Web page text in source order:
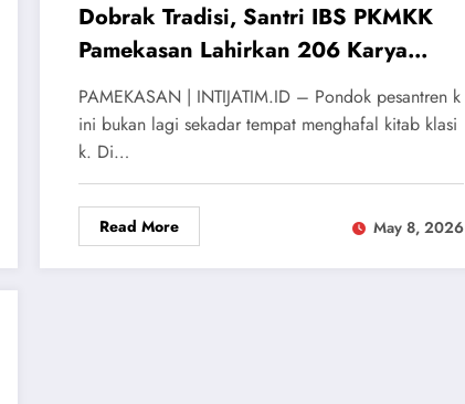
Dobrak Tradisi, Santri IBS PKMKK
Pamekasan Lahirkan 206 Karya
Literasi hingga Tembus Pasar Global
​PAMEKASAN | INTIJATIM.ID – Pondok pesantren k
ini bukan lagi sekadar tempat menghafal kitab klasi
k. Di…
Read More May 8, 2026